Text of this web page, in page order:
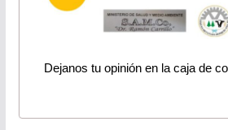
Dejanos tu opinión en la caja de